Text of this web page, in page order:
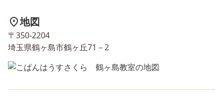
地図
〒350-2204
埼玉県鶴ヶ島市鶴ヶ丘71－2